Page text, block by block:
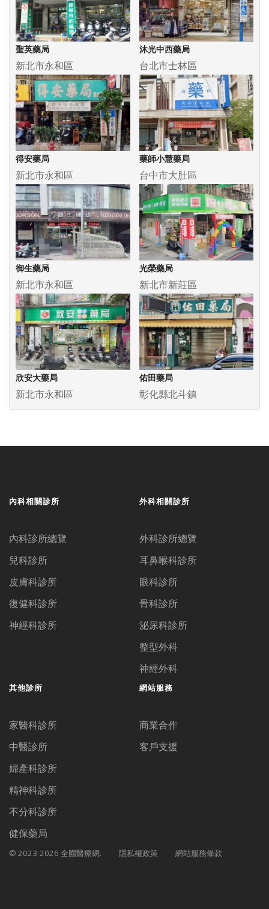
聖英藥局
新北市永和區
沐光中西藥局
台北市士林區
得安藥局
新北市永和區
藥師小慧藥局
台中市大肚區
御生藥局
新北市永和區
光榮藥局
新北市新莊區
欣安大藥局
新北市永和區
佑田藥局
彰化縣北斗鎮
內科相關診所
內科診所總覽
兒科診所
皮膚科診所
復健科診所
神經科診所
外科相關診所
外科診所總覽
耳鼻喉科診所
眼科診所
骨科診所
泌尿科診所
整型外科
神經外科
其他診所
家醫科診所
中醫診所
婦產科診所
精神科診所
不分科診所
健保藥局
網站服務
商業合作
客戶支援
© 2023-2026 全國醫療網. 隱私權政策 網站服務條款